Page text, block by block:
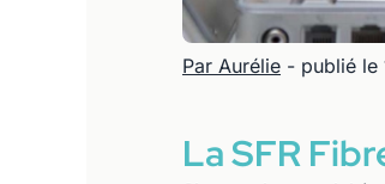
Par Aurélie - publié le
La SFR